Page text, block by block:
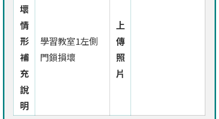
壞
情
形
補
充
說
明
學習教室1左側
門鎖損壞
上
傳
照
片